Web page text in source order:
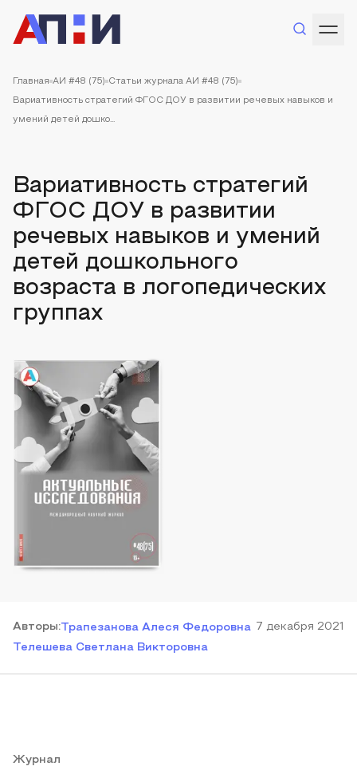
Главная АИ #48 (75) Статьи журнала АИ #48 (75)
Вариативность стратегий ФГОС ДОУ в развитии речевых навыков и
умений детей дошко...
Вариативность стратегий
ФГОС ДОУ в развитии
речевых навыков и умений
детей дошкольного
возраста в логопедических
группах
Авторы:Трапезанова Алеся Федоровна
Телешева Светлана Викторовна
7 декабря 2021
Журнал